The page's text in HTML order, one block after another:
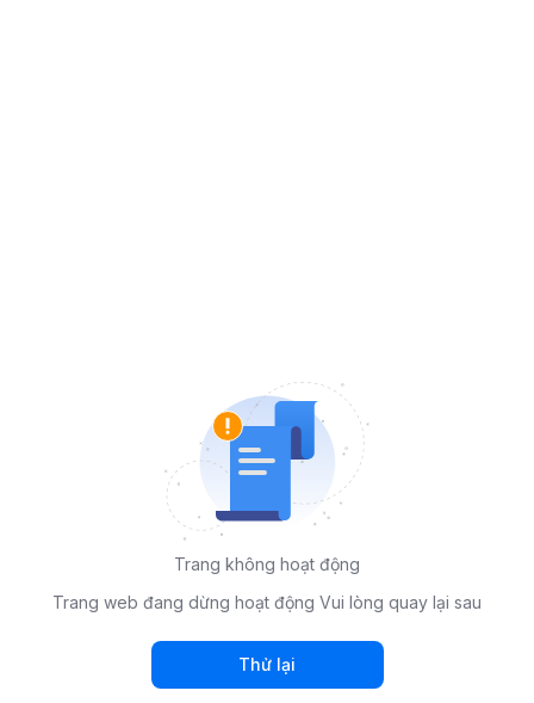
Trang không hoạt động
Trang web đang dừng hoạt động Vui lòng quay lại sau
Thử lại